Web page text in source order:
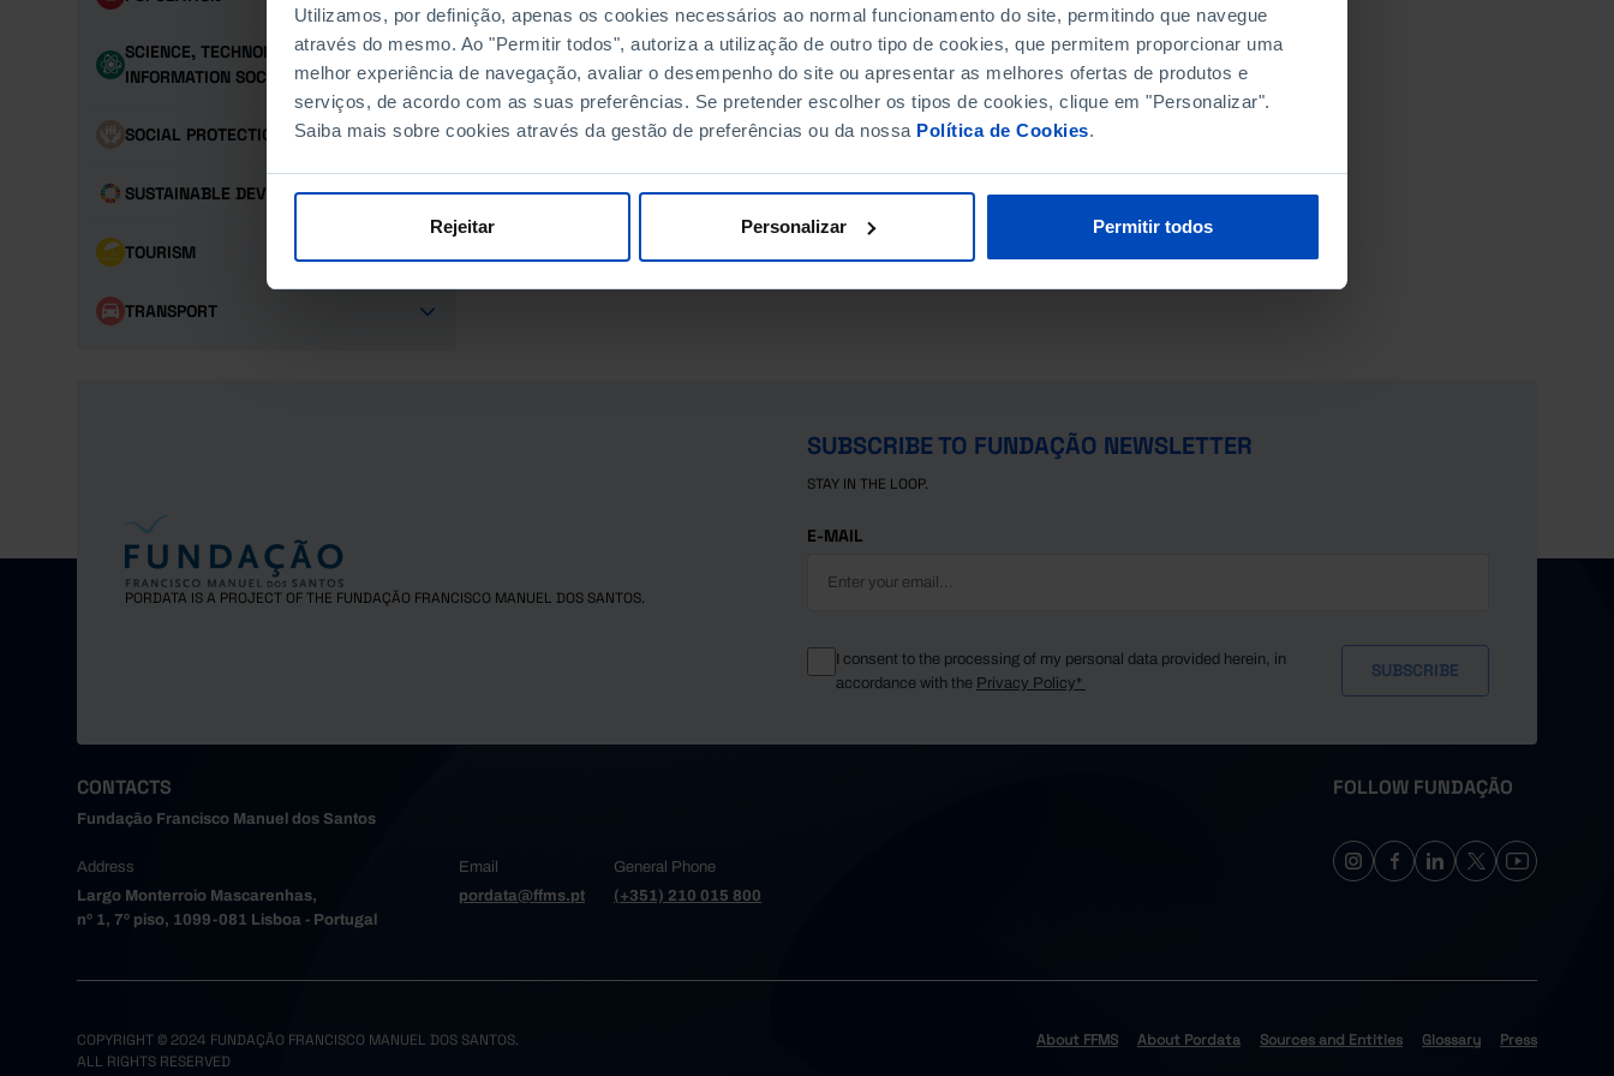
Utilizamos, por definição, apenas os cookies necessários ao normal funcionamento do site, permitindo que navegue
através do mesmo. Ao "Permitir todos", autoriza a utilização de outro tipo de cookies, que permitem proporcionar uma
melhor experiência de navegação, avaliar o desempenho do site ou apresentar as melhores ofertas de produtos e
serviços, de acordo com as suas preferências. Se pretender escolher os tipos de cookies, clique em "Personalizar".
Saiba mais sobre cookies através da gestão de preferências ou da nossa Política de Cookies.
Rejeitar Personalizar Permitir todos
SCIENCE, TECHNOLOGY AND
INFORMATION SOCIETY
SOCIAL PROTECTION
SUSTAINABLE DEVELOPMENT GOALS
TOURISM
TRANSPORT
PORDATA IS A PROJECT OF THE FUNDAÇÃO FRANCISCO MANUEL DOS SANTOS.
SUBSCRIBE TO FUNDAÇÃO NEWSLETTER
STAY IN THE LOOP.
E-MAIL
I consent to the processing of my personal data provided herein, in
accordance with the Privacy Policy*
CONTACTS
Fundação Francisco Manuel dos Santos
Address
Largo Monterroio Mascarenhas,
nº 1, 7º piso, 1099-081 Lisboa - Portugal
Email
pordata@ffms.pt
General Phone
(+351) 210 015 800
FOLLOW FUNDAÇÃO
COPYRIGHT © 2024 FUNDAÇÃO FRANCISCO MANUEL DOS SANTOS.
ALL RIGHTS RESERVED
About FFMS About Pordata Sources and Entities Glossary Press